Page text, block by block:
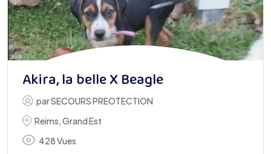
Akira, la belle X Beagle
parSECOURS PREOTECTION
Reims,Grand Est
428 Vues